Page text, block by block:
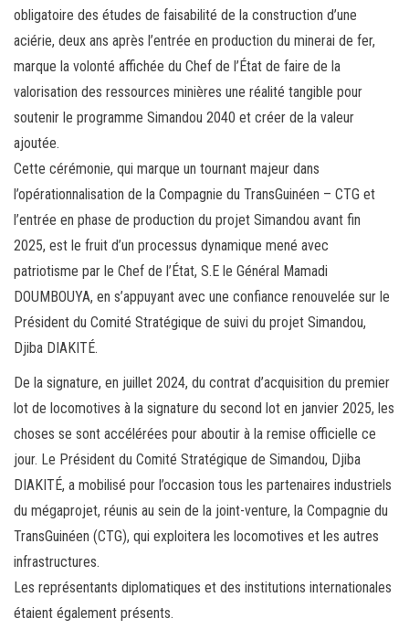
obligatoire des études de faisabilité de la construction d’une
aciérie, deux ans après l’entrée en production du minerai de fer,
marque la volonté affichée du Chef de l’État de faire de la
valorisation des ressources minières une réalité tangible pour
soutenir le programme Simandou 2040 et créer de la valeur
ajoutée.
Cette cérémonie, qui marque un tournant majeur dans
l’opérationnalisation de la Compagnie du TransGuinéen – CTG et
l’entrée en phase de production du projet Simandou avant fin
2025, est le fruit d’un processus dynamique mené avec
patriotisme par le Chef de l’État, S.E le Général Mamadi
DOUMBOUYA, en s’appuyant avec une confiance renouvelée sur le
Président du Comité Stratégique de suivi du projet Simandou,
Djiba DIAKITÉ.
De la signature, en juillet 2024, du contrat d’acquisition du premier
lot de locomotives à la signature du second lot en janvier 2025, les
choses se sont accélérées pour aboutir à la remise officielle ce
jour. Le Président du Comité Stratégique de Simandou, Djiba
DIAKITÉ, a mobilisé pour l’occasion tous les partenaires industriels
du mégaprojet, réunis au sein de la joint-venture, la Compagnie du
TransGuinéen (CTG), qui exploitera les locomotives et les autres
infrastructures.
Les représentants diplomatiques et des institutions internationales
étaient également présents.